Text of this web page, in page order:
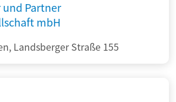
und Partner
mbH
Landsberger Straße 155